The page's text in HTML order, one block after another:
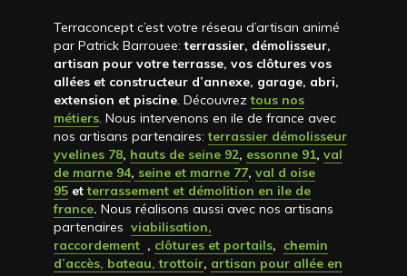
Terraconcept c’est votre réseau d’artisan animé
par Patrick Barrouee:terrassier, démolisseur,
artisan pour votre terrasse, vos clôtures vos
allées et constructeur d’annexe, garage, abri,
extension et piscine. Découvreztous nos
métiers. Nous intervenons en ile de france avec
nos artisans partenaires:terrassier démolisseur
yvelines 78, hauts de seine 92, essonne 91, val
de marne 94, seine et marne 77, val d oise
95 etterrassement et démolition en ile de
france. Nous réalisons aussi avec nos artisans
partenaires viabilisation,
raccordement , clôtures et portails, chemin
d’accès, bateau, trottoir, artisan pour allée en